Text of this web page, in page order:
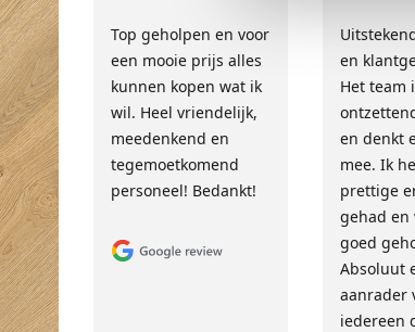
Top geholpen en voor
een mooie prijs alles
kunnen kopen wat ik
wil. Heel vriendelijk,
meedenkend en
tegemoetkomend
personeel! Bedankt!
en
Het team
en denkt
mee. Ik
prettige
gehad en
goed
Absoluut
aanrader
iedereen